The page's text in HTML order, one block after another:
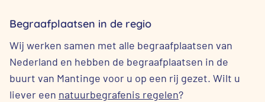
Begraafplaatsen in de regio
Wij werken samen met alle begraafplaatsen van
Nederland en hebben de begraafplaatsen in de
buurt van Mantinge voor u op een rij gezet. Wilt u
liever een natuurbegrafenis regelen?